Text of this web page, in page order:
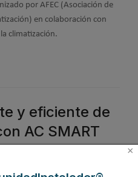
por AFEC (Asociación de
en colaboración con
climatización.
y eficiente de
AC SMART
×